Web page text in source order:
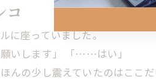
コ
に座っていました。
願いします」 「……はい」
んの少し震えていたのはここだ